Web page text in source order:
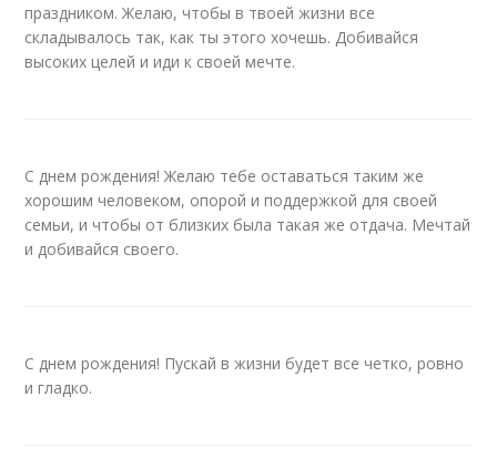
праздником. Желаю, чтобы в твоей жизни все
складывалось так, как ты этого хочешь. Добивайся
высоких целей и иди к своей мечте.
С днем рождения! Желаю тебе оставаться таким же
хорошим человеком, опорой и поддержкой для своей
семьи, и чтобы от близких была такая же отдача. Мечтай
и добивайся своего.
С днем рождения! Пускай в жизни будет все четко, ровно
и гладко.